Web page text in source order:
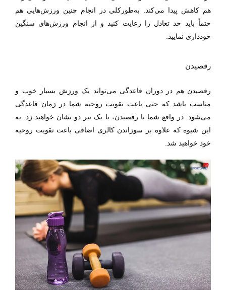
هم کاهش پیدا می‌کند. به‌طورکلی در انجام چنین ورزش‌هایی هم
حتماً باید حد تعادل را رعایت کنید و از انجام ورزش‌های سنگین
خودداری نمایید.
رقصیدن
رقصیدن هم در دوران قاعدگی می‌تواند یک ورزش بسیار خوب و
مناسب باشد که حتی باعث تقویت روحیه شما در زمان قاعدگی
می‌شود. در واقع شما با رقصیدن، با یک تیر دو نشان خواهید زد. به
این شیوه که علاوه بر سوزاندن کالری اضافی باعث تقویت روحیه
خود خواهید شد.